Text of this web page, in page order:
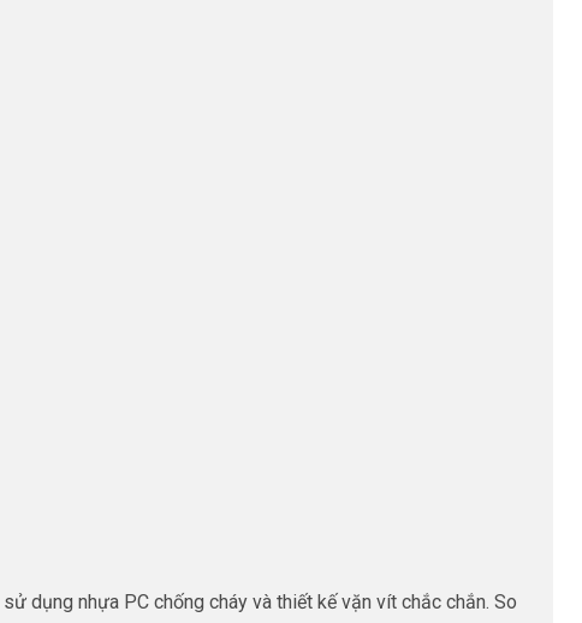
dụng nhựa PC chống cháy và thiết kế vặn vít chắc chắn. So